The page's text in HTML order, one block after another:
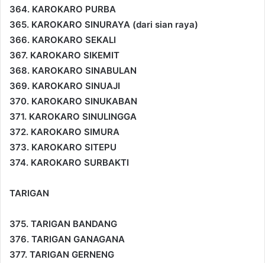
364. KAROKARO PURBA
365. KAROKARO SINURAYA (dari sian raya)
366. KAROKARO SEKALI
367. KAROKARO SIKEMIT
368. KAROKARO SINABULAN
369. KAROKARO SINUAJI
370. KAROKARO SINUKABAN
371. KAROKARO SINULINGGA
372. KAROKARO SIMURA
373. KAROKARO SITEPU
374. KAROKARO SURBAKTI
TARIGAN
375. TARIGAN BANDANG
376. TARIGAN GANAGANA
377. TARIGAN GERNENG